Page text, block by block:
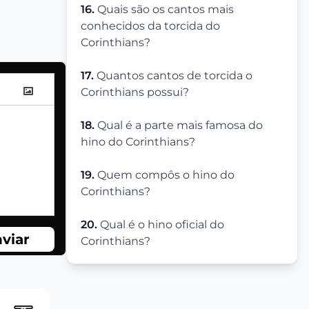
16. Quais são os cantos mais
conhecidos da torcida do
Corinthians?
17. Quantos cantos de torcida o
Corinthians possui?
18. Qual é a parte mais famosa do
hino do Corinthians?
19. Quem compôs o hino do
Corinthians?
20. Qual é o hino oficial do
Corinthians?